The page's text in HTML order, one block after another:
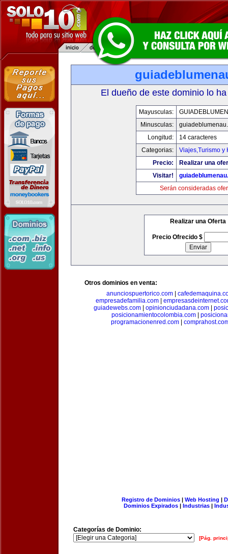
El dueño de este dominio lo
Mayusculas:
Minusculas:
Longitud:
14 caracteres
Categorias:
Viajes,Turismo y
Precio:
Realizar una
Visitar!
Serán consideradas
Realizar una Oferta
Precio Ofrecido $
Otros dominios en venta:
anunciospuertorico.com|
empresadefamilia.com
guiadewebs.com
opinionciudadana.com
posicionamientocolombia.com|
programacionenred.com
Registro de Dominios| Web Hosting |
Dominios Expirados | Industrias |
Categorías de Dominio:
[Pág.